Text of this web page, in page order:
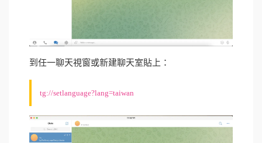
到任一聊天視窗或新建聊天室貼上：
tg://setlanguage?lang=taiwan